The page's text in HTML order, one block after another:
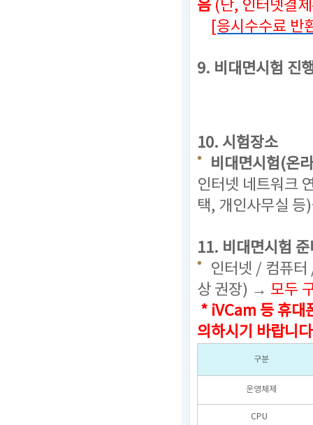
음 (단, 인터넷결
[응시수수료 반
9. 비대면시험 진
10. 시험장소
비대면시험(온
인터넷 네트워크
택, 개인사무실 등
11. 비대면시험
인터넷 / 컴퓨
상 권장) → 모두
* iVCam 등 휴대
의하시기 바랍니
구분
운영체제
CPU